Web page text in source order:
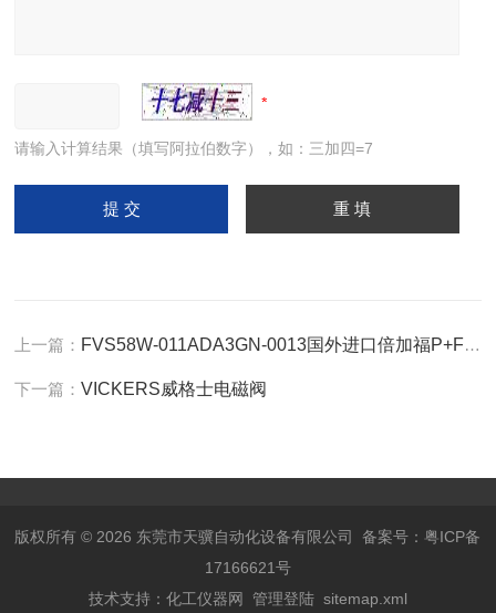
请输入计算结果（填写阿拉伯数字），如：三加四=7
上一篇： FVS58W-011ADA3GN-0013国外进口倍加福P+F单圈绝对值编码器
下一篇：VICKERS威格士电磁阀
版权所有 © 2026 东莞市天骥自动化设备有限公司备案号：粤ICP备
17166621号
技术支持： 化工仪器网 管理登陆 sitemap.xml